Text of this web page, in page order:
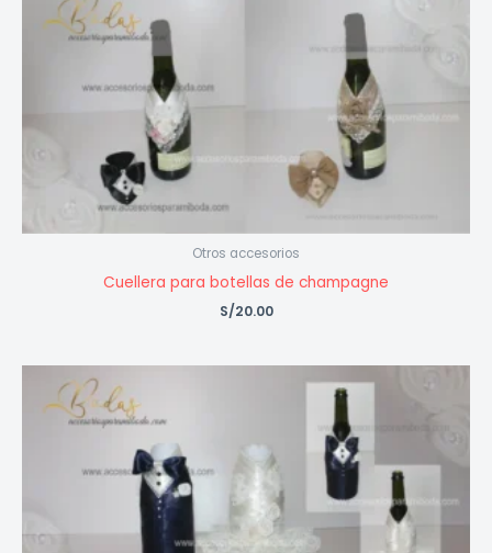
Otros accesorios
Cuellera para botellas de champagne
S/20.00